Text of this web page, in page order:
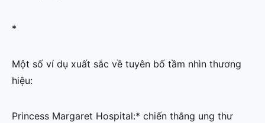
*
Một số ví dụ xuất sắc về tuyên bố tầm nhìn thương
hiệu:
Princess Margaret Hospital:* chiến thắng ung thư